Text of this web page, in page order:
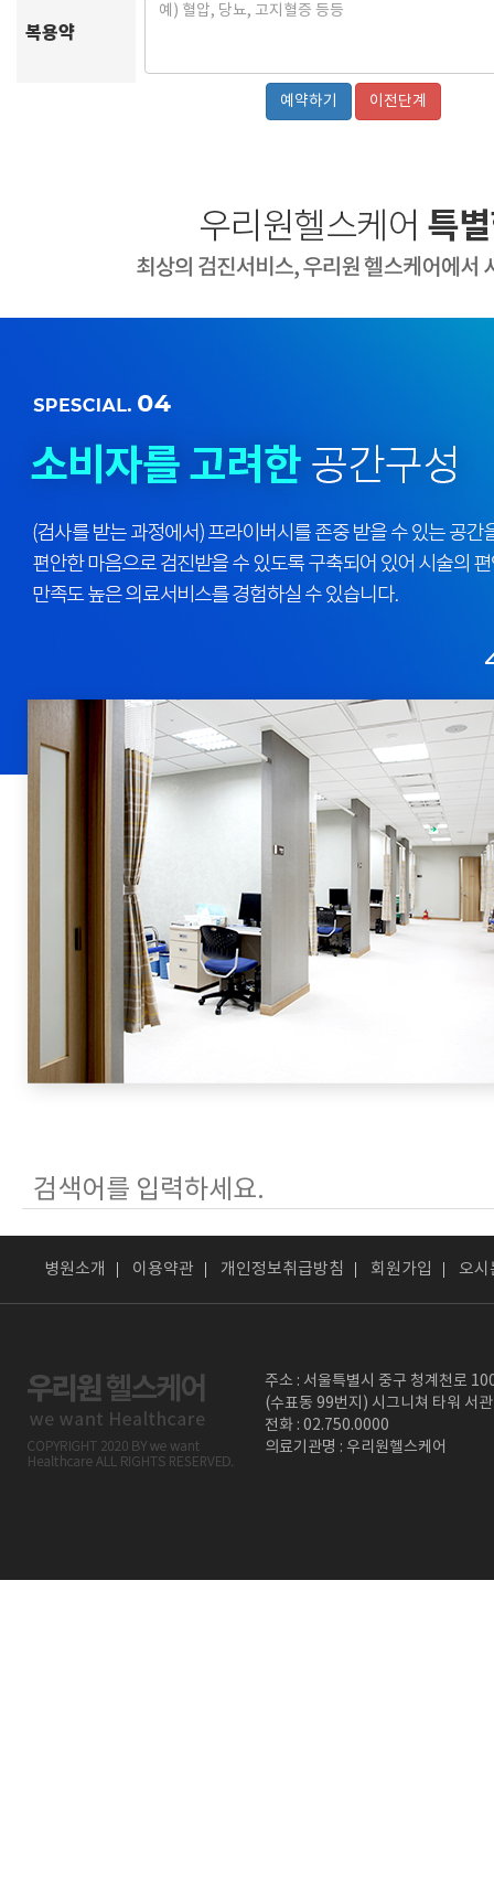
복용약
이전단계
병원소개 이용약관 개인정보취급방침 회원가입 오시
주소 : 서울특별시 중구 청계천로
(수표동 99번지) 시그니쳐 타워 서
전화 : 02.750.0000
의료기관명 : 우리원헬스케어